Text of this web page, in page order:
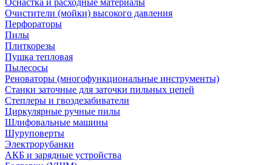
Оснастка и расходные материалы
Очистители (мойки) высокого давления
Перфораторы
Пилы
Плиткорезы
Пушка тепловая
Пылесосы
Реноваторы (многофункциональные инструменты)
Станки заточные для заточки пильных цепей
Степлеры и гвоздезабиватели
Циркулярные ручные пилы
Шлифовальные машины
Шуруповерты
Электрорубанки
АКБ и зарядные устройства